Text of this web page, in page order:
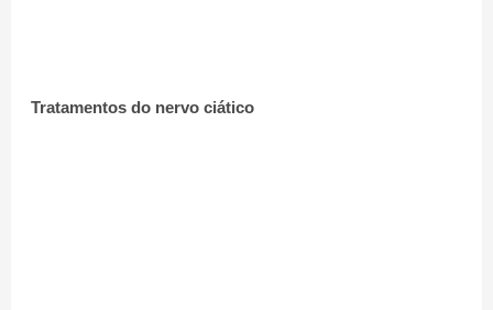
Tratamentos do nervo ciático